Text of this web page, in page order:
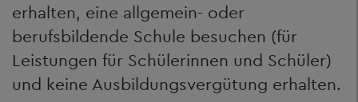
erhalten, eine allgemein- oder
berufsbildende Schule besuchen (für
Leistungen für Schülerinnen und Schüler)
und keine Ausbildungsvergütung erhalten.